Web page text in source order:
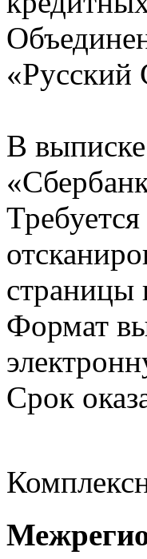
«Русский
В
страницы
Формат
Срок